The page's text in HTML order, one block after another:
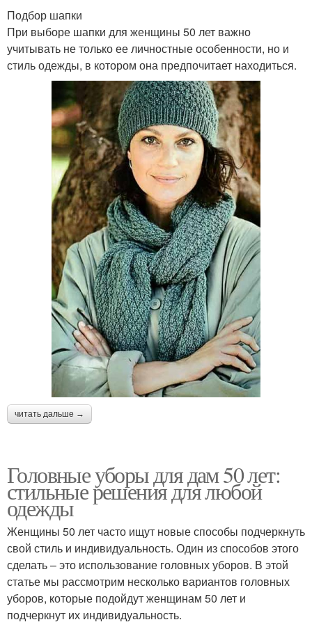
Подбор шапки
При выборе шапки для женщины 50 лет важно
учитывать не только ее личностные особенности, но и
стиль одежды, в котором она предпочитает находиться.
читать дальше →
Головные уборы для дам 50 лет:
стильные решения для любой
одежды
Женщины 50 лет часто ищут новые способы подчеркнуть
свой стиль и индивидуальность. Один из способов этого
сделать – это использование головных уборов. В этой
статье мы рассмотрим несколько вариантов головных
уборов, которые подойдут женщинам 50 лет и
подчеркнут их индивидуальность.